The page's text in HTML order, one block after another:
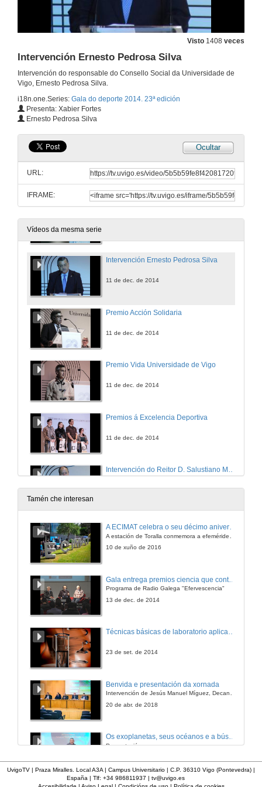
Visto 1408 veces
Intervención Ernesto Pedrosa Silva
Intervención do responsable do Consello Social da Universidade de
Vigo, Ernesto Pedrosa Silva.
i18n.one.Series: Gala do deporte 2014. 23ª edición
Presenta: Xabier Fortes
Ernesto Pedrosa Silva
Ocultar
URL:
IFRAME:
Vídeos da mesma serie
11 de dec. de 2014
11 de dec. de 2014
Premios Vinculados a la Universidade de Vigo
11 de dec. de 2014
Homenaxe ó Dr. Crespo Salgado
Intervención Ernesto Pedrosa Silva
11 de dec. de 2014
Premio Acción Solidaria
11 de dec. de 2014
Premio Vida Universidade de Vigo
11 de dec. de 2014
Premios á Excelencia Deportiva
11 de dec. de 2014
Intervención do Reitor D. Salustiano Mato
11 de dec. de 2014
Tamén che interesan
A ECIMAT celebra o seu décimo aniversario
10 de xuño de 2016
Programa de Radio Galega "Efervescencia"
13 de dec. de 2014
Técnicas básicas de laboratorio aplicadas á bioloxía
23 de set. de 2014
Benvida e presentación da xornada
Intervención de Jesús Manuel Míguez, Decano da Facultade de Bioloxía
20 de abr. de 2018
Os exoplanetas, seus océanos e a búsqueda de vida neles.
Presnetación.
UvigoTV | Praza Miralles. Local A3A | Campus Universitario | C.P. 36310 Vigo (Pontevedra) |
España | Tlf: +34 986811937 | tv@uvigo.es